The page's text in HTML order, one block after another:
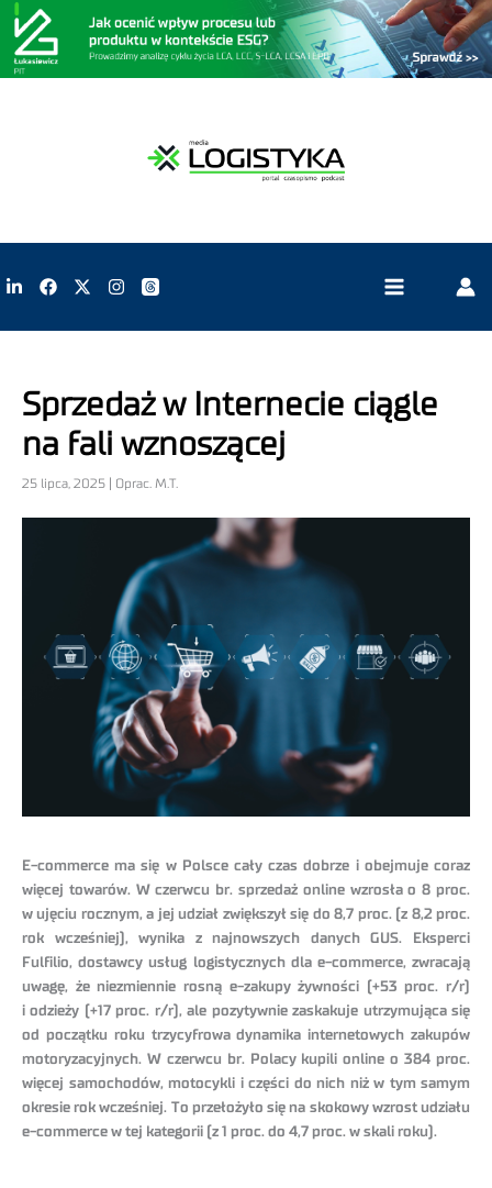
Sprzedaż w Internecie ciągle
na fali wznoszącej
25 lipca, 2025 | Oprac. M.T.
E-commerce ma się w Polsce cały czas dobrze i obejmuje coraz
więcej towarów. W czerwcu br. sprzedaż online wzrosła o 8 proc.
w ujęciu rocznym, a jej udział zwiększył się do 8,7 proc. (z 8,2 proc.
rok wcześniej), wynika z najnowszych danych GUS. Eksperci
Fulfilio, dostawcy usług logistycznych dla e-commerce, zwracają
uwagę, że niezmiennie rosną e-zakupy żywności (+53 proc. r/r)
i odzieży (+17 proc. r/r), ale pozytywnie zaskakuje utrzymująca się
od początku roku trzycyfrowa dynamika internetowych zakupów
motoryzacyjnych. W czerwcu br. Polacy kupili online o 384 proc.
więcej samochodów, motocykli i części do nich niż w tym samym
okresie rok wcześniej. To przełożyło się na skokowy wzrost udziału
e-commerce w tej kategorii (z 1 proc. do 4,7 proc. w skali roku).